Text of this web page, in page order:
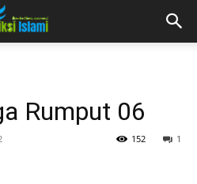
Rumput 06
1
152